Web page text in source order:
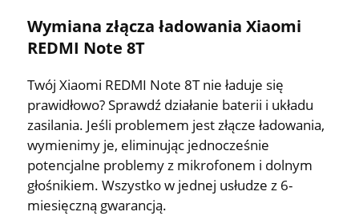
Wymiana złącza ładowania Xiaomi
REDMI Note 8T
Twój Xiaomi REDMI Note 8T nie ładuje się
prawidłowo? Sprawdź działanie baterii i układu
zasilania. Jeśli problemem jest złącze ładowania,
wymienimy je, eliminując jednocześnie
potencjalne problemy z mikrofonem i dolnym
głośnikiem. Wszystko w jednej usłudze z 6-
miesięczną gwarancją.